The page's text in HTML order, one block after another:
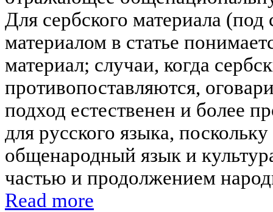
Для сербского материала
материалом в статье
материал; случаи, когда
противопоставляются,
подход естественен и более
для русского языка,
общенародный язык и
частью и продолжением
Read more